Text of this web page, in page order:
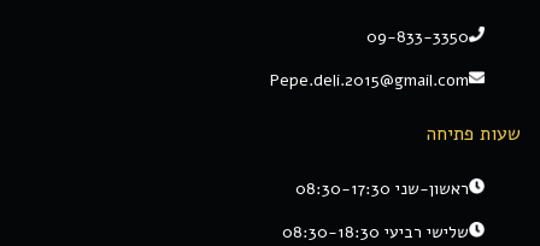
09-833-3350
Pepe.deli.2015@gmail.com
שעות פתיחה
ראשון-שני 08:30-17:30
שלישי רביעי 08:30-18:30